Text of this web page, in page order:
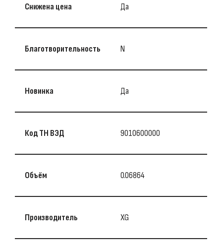
Снижена цена Да
Благотворительность N
Новинка Да
Код ТН ВЭД 9010600000
Объём 0.06864
Производитель XG